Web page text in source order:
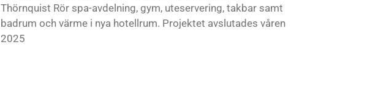
Thörnquist Rör spa-avdelning, gym, uteservering, takbar samt
badrum och värme i nya hotellrum. Projektet avslutades våren
2025